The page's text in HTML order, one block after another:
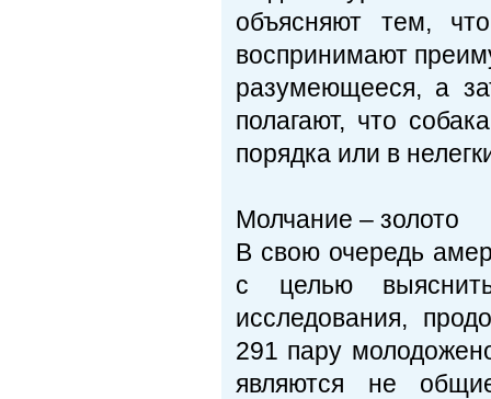
объясняют тем,
воспринимают
разумеющееся, а
полагают, что
порядка или в
Молчание – золото
В свою очередь
с целью
исследования,
291 пару
являются не